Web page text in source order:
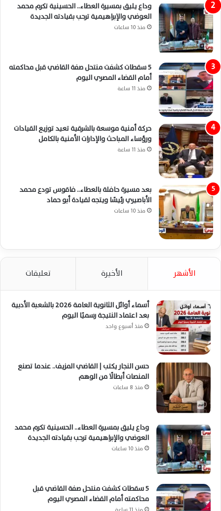
وداع يليق بمسيرة العطاء.. الحسينية تكرم محمد
العوضي والإبراهيمية ترحب بقيادته الجديدة
منذ 10 ساعات
5 سقطات كشفت منتحل صفة القاضي قبل محاكمته
أمام القضاء المصري اليوم
منذ 11 ساعة
حركة أمنية موسعة بالشرقية تعيد توزيع القيادات
ورؤساء المباحث والإدارات الأمنية بالكامل
منذ 11 ساعة
بعد مسيرة حافلة بالعطاء.. فاقوس تودع محمد
الأباصيري رئيسًا ويتجه لقيادة أبو حماد
منذ 10 ساعات
الأشهر الأخيرة تعليقات
أسماء أوائل الثانوية العامة 2026 بالشعبة الأدبية
بعد اعتماد النتيجة رسميًا اليوم
منذ أسبوع واحد
حسن النجار يكتب | القاضي المزيف.. عندما تصنع
المنصات أبطالًا من الوهم
منذ 8 ساعات
وداع يليق بمسيرة العطاء.. الحسينية تكرم محمد
العوضي والإبراهيمية ترحب بقيادته الجديدة
منذ 10 ساعات
5 سقطات كشفت منتحل صفة القاضي قبل
محاكمته أمام القضاء المصري اليوم